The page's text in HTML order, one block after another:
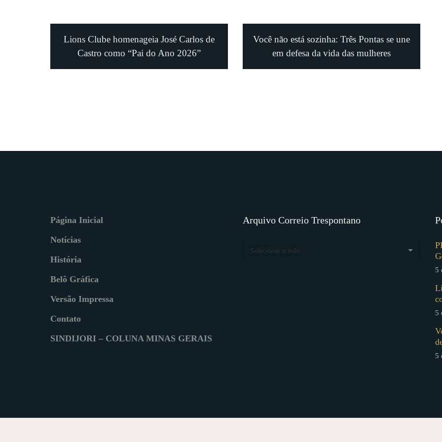
Lions Clube homenageia José Carlos de
Castro como “Pai do Ano 2026”
Você não está sozinha: Três Pontas se une
em defesa da vida das mulheres
Página Inicial
Notícias
História
Belô Gráfica
Versão Impressa
Contato
SINDIJORI – COLUNA MINAS GERAIS
Arquivo Correio Trespontano
Selecionar o mês
5
5
5